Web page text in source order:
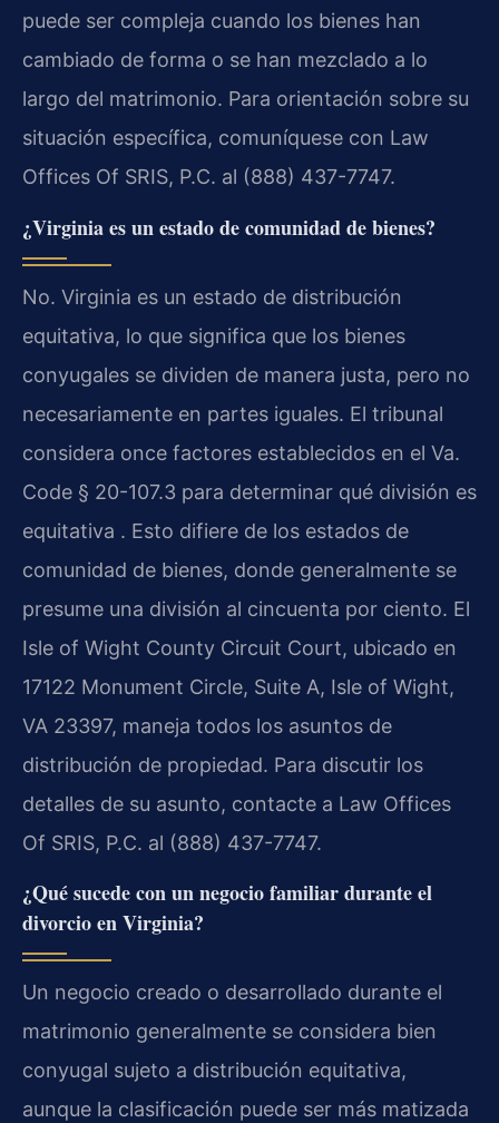
puede ser compleja cuando los bienes han
cambiado de forma o se han mezclado a lo
largo del matrimonio. Para orientación sobre su
situación específica, comuníquese con Law
Offices Of SRIS, P.C. al (888) 437-7747.
¿Virginia es un estado de comunidad de bienes?
No. Virginia es un estado de distribución
equitativa, lo que significa que los bienes
conyugales se dividen de manera justa, pero no
necesariamente en partes iguales. El tribunal
considera once factores establecidos en el Va.
Code § 20-107.3 para determinar qué división es
equitativa . Esto difiere de los estados de
comunidad de bienes, donde generalmente se
presume una división al cincuenta por ciento. El
Isle of Wight County Circuit Court, ubicado en
17122 Monument Circle, Suite A, Isle of Wight,
VA 23397, maneja todos los asuntos de
distribución de propiedad. Para discutir los
detalles de su asunto, contacte a Law Offices
Of SRIS, P.C. al (888) 437-7747.
¿Qué sucede con un negocio familiar durante el
divorcio en Virginia?
Un negocio creado o desarrollado durante el
matrimonio generalmente se considera bien
conyugal sujeto a distribución equitativa,
aunque la clasificación puede ser más matizada